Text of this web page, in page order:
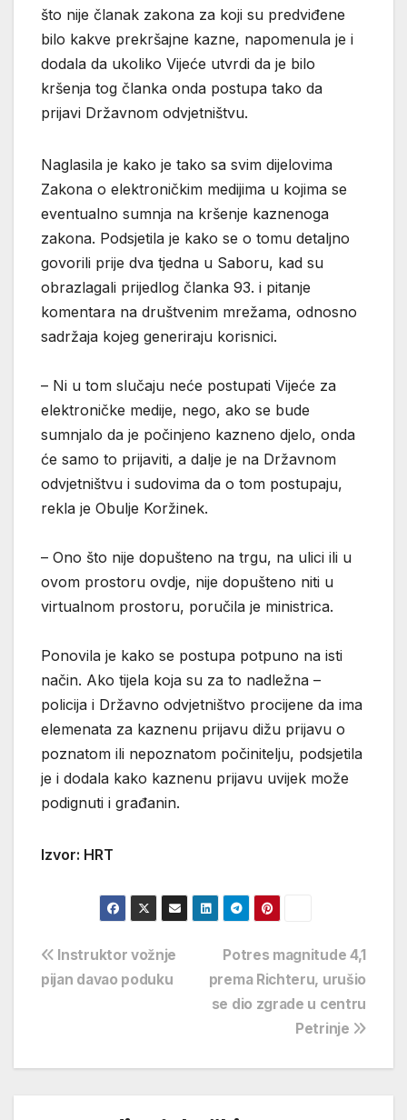
što nije članak zakona za koji su predviđene
bilo kakve prekršajne kazne, napomenula je i
dodala da ukoliko Vijeće utvrdi da je bilo
kršenja tog članka onda postupa tako da
prijavi Državnom odvjetništvu.
Naglasila je kako je tako sa svim dijelovima
Zakona o elektroničkim medijima u kojima se
eventualno sumnja na kršenje kaznenoga
zakona. Podsjetila je kako se o tomu detaljno
govorili prije dva tjedna u Saboru, kad su
obrazlagali prijedlog članka 93. i pitanje
komentara na društvenim mrežama, odnosno
sadržaja kojeg generiraju korisnici.
– Ni u tom slučaju neće postupati Vijeće za
elektroničke medije, nego, ako se bude
sumnjalo da je počinjeno kazneno djelo, onda
će samo to prijaviti, a dalje je na Državnom
odvjetništvu i sudovima da o tom postupaju,
rekla je Obulje Koržinek.
– Ono što nije dopušteno na trgu, na ulici ili u
ovom prostoru ovdje, nije dopušteno niti u
virtualnom prostoru, poručila je ministrica.
Ponovila je kako se postupa potpuno na isti
način. Ako tijela koja su za to nadležna –
policija i Državno odvjetništvo procijene da ima
elemenata za kaznenu prijavu dižu prijavu o
poznatom ili nepoznatom počinitelju, podsjetila
je i dodala kako kaznenu prijavu uvijek može
podignuti i građanin.
Izvor: HRT
Navigacija
objava
Potres magnitude 4,1
prema Richteru, urušio
se dio zgrade u centru
Petrinje
Instruktor vožnje
pijan davao poduku